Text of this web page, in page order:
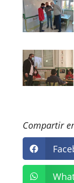
Compartir

